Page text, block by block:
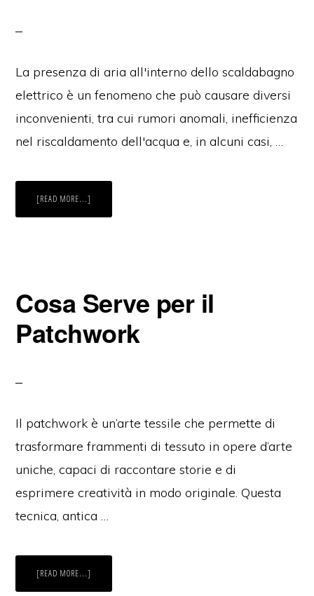
La presenza di aria all'interno dello scaldabagno
elettrico è un fenomeno che può causare diversi
inconvenienti, tra cui rumori anomali, inefficienza
nel riscaldamento dell'acqua e, in alcuni casi, …
[READ MORE...]
TOGLIERE
Cosa Serve per il
Patchwork
Il patchwork è un’arte tessile che permette di
trasformare frammenti di tessuto in opere d’arte
uniche, capaci di raccontare storie e di
esprimere creatività in modo originale. Questa
tecnica, antica …
[READ MORE...]
SERVE